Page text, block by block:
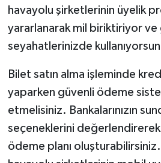
havayolu şirketlerinin üyelik
yararlanarak mil biriktiriyor
seyahatlerinizde
Bilet satın alma işleminde
yaparken güvenli ödeme
etmelisiniz. Bankalarınızın
seçeneklerini
ödeme planı oluşturabilirsiniz.